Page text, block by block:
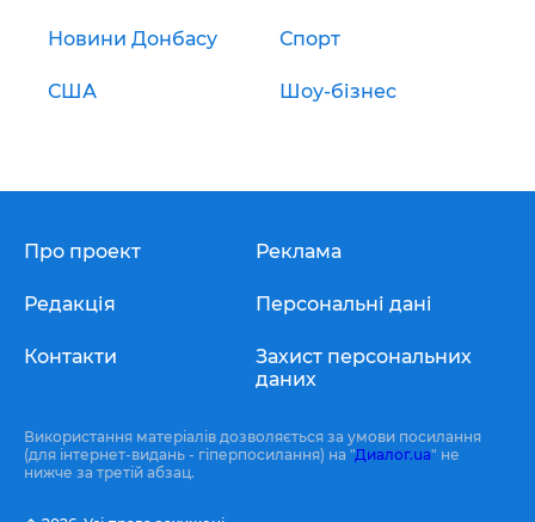
Новини Донбасу Спорт
США Шоу-бізнес
Про проект
Редакція
Контакти
Реклама
Персональні дані
Захист персональних
даних
Використання матеріалів дозволяється за умови посилання
(для інтернет-видань - гіперпосилання) на "Диалог.ua" не
нижче за третій абзац.